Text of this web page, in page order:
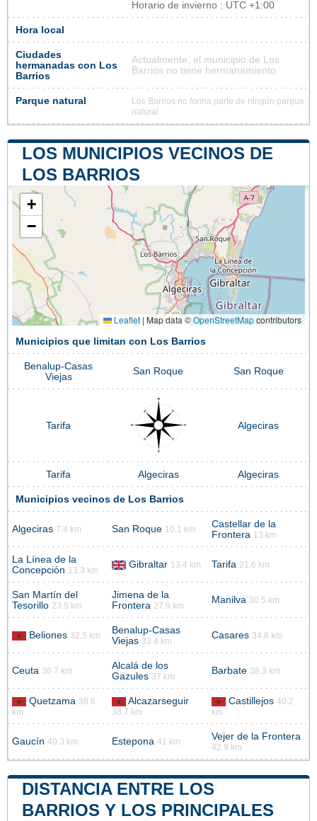
Horario de invierno : UTC +1:00
Hora local
Ciudades
hermanadas con Los
Barrios
Actualmente, el municipio de Los
Barrios no tiene hermanamiento
Parque natural
Los Barrios no forma parte de ningún parque
natural
LOS MUNICIPIOS VECINOS DE
LOS BARRIOS
+
−
Leaflet | Map data ©OpenStreetMapcontributors
Municipios que limitan con Los Barrios
Benalup-Casas
Viejas
San Roque San Roque
Tarifa Algeciras
Tarifa Algeciras Algeciras
Municipios vecinos de Los Barrios
Algeciras 7.4 km San Roque 10.1 km
Castellar de la
Frontera 13 km
La Línea de la
Concepción 13.3 km
Gibraltar 13.4 km Tarifa 21.6 km
San Martín del
Tesorillo 23.5 km
Jimena de la
Frontera 27.9 km
Manilva 30.5 km
Beliones 32.5 km
Benalup-Casas
Viejas 33.4 km
Casares 34.8 km
Ceuta 36.7 km
Alcalá de los
Gazules 37 km
Barbate 38.3 km
Quetzama 38.6
km
Alcazarseguir
38.7 km
Castillejos 40.2
km
Gaucín 40.3 km Estepona 41 km Vejer de la Frontera
42.9 km
DISTANCIA ENTRE LOS
BARRIOS Y LOS PRINCIPALES